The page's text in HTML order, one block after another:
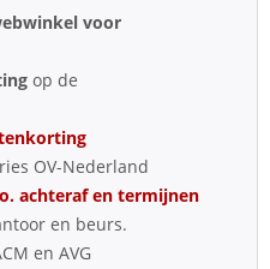
voor
op de
OV-Nederland
achteraf en termijnen
en beurs.
en AVG